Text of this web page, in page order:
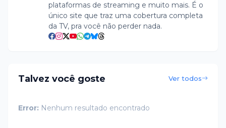
plataformas de streaming e muito mais. É o
único site que traz uma cobertura completa
da TV, pra você não perder nada.
Talvez você goste Ver todos
Error: Nenhum resultado encontrado